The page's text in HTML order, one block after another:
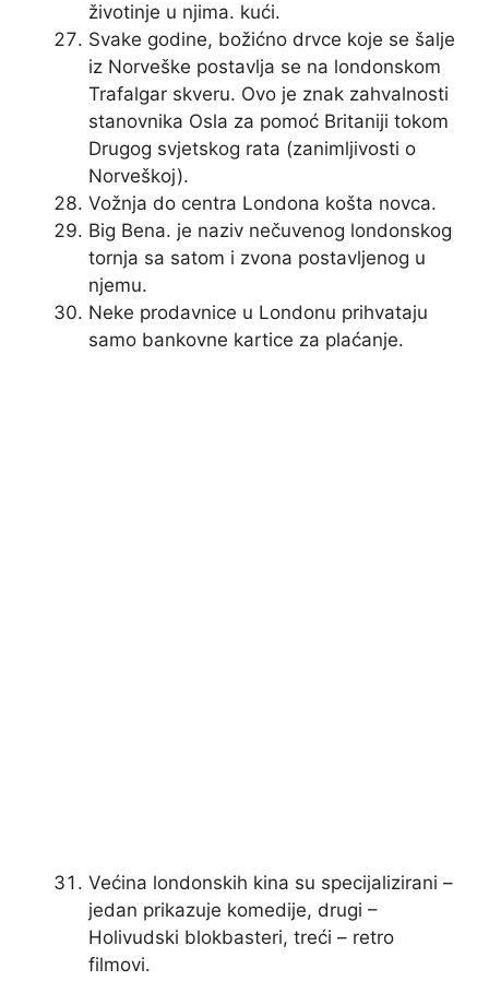
životinje u njima. kući.
Svake godine, božićno drvce koje se šalje
iz Norveške postavlja se na londonskom
Trafalgar skveru. Ovo je znak zahvalnosti
stanovnika Osla za pomoć Britaniji tokom
Drugog svjetskog rata (zanimljivosti o
Norveškoj).
Vožnja do centra Londona košta novca.
Big Bena. je naziv nečuvenog londonskog
tornja sa satom i zvona postavljenog u
njemu.
Neke prodavnice u Londonu prihvataju
samo bankovne kartice za plaćanje.
Većina londonskih kina su specijalizirani –
jedan prikazuje komedije, drugi –
Holivudski blokbasteri, treći – retro
filmovi.